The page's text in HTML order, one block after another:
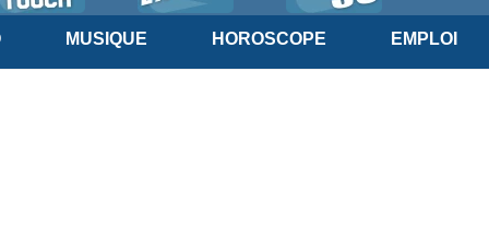
MUSIQUE HOROSCOPE EMPLOI